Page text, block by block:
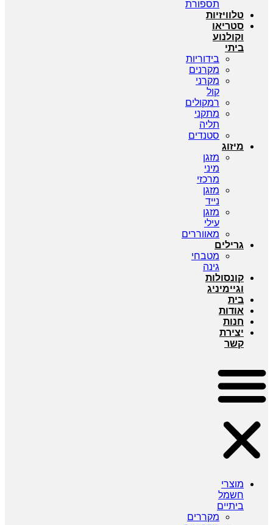
תספורת
טלוויזיות
סטריאו
וקולנוע
ביתי
בידוריות
מקרנים
מקרני
קול
רמקולים
מתקני
תליה
סטנדים
מיזוג
מזגן
מיני
מרכזי
מזגן
נייד
מזגן
עילי
מאווררים
גרילים
מטבחי
גינה
קונסולות
וגיימיניג
בית
אודות
חנות
יצירת
קשר
מוצרי
חשמל
ביתיים
מקררים